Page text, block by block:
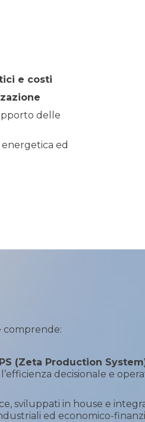
e costi
delle
ed
comprende:
(Zeta Production
decisionale e
sviluppati in house e
ed economico-